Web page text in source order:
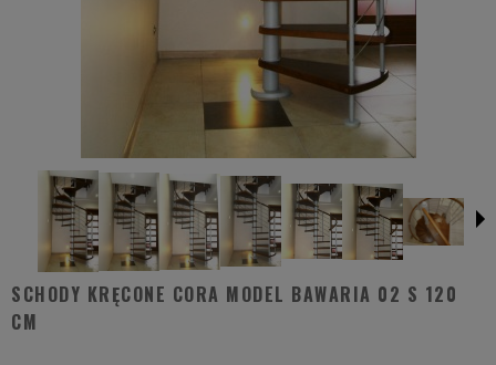
SCHODY KRĘCONE CORA MODEL BAWARIA 02 S 120
CM